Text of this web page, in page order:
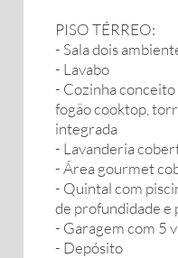
PISO TÉRREO:
- Sala dois
- Lavabo
- Cozinha
fogão cooktop,
integrada
- Lavanderia
- Área gourmet
- Quintal com
de profundidade e
- Garagem com 5
- Depósito